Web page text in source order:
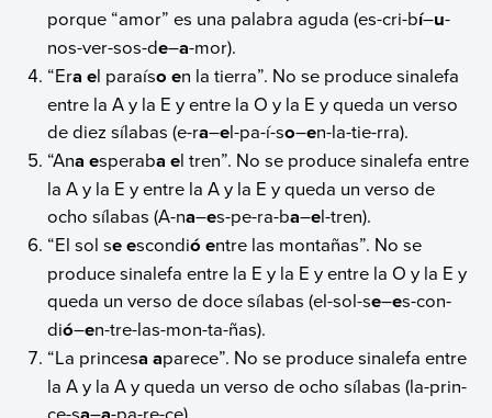
porque “amor” es una palabra aguda (es-cri-bí–u-
nos-ver-sos-de–a-mor).
“Era el paraíso en la tierra”. No se produce sinalefa
entre la A y la E y entre la O y la E y queda un verso
de diez sílabas (e-ra–el-pa-í-so–en-la-tie-rra).
“Ana esperaba el tren”. No se produce sinalefa entre
la A y la E y entre la A y la E y queda un verso de
ocho sílabas (A-na–es-pe-ra-ba–el-tren).
“El sol se escondió entre las montañas”. No se
produce sinalefa entre la E y la E y entre la O y la E y
queda un verso de doce sílabas (el-sol-se–es-con-
dió–en-tre-las-mon-ta-ñas).
“La princesa aparece”. No se produce sinalefa entre
la A y la A y queda un verso de ocho sílabas (la-prin-